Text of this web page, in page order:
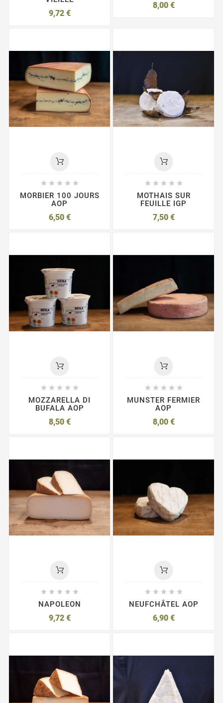
9,72 €
8,00 €
    
MORBIER 100 JOURS
AOP
6,50 €
    
MOTHAIS SUR
FEUILLE IGP
7,50 €
    
MOZZARELLA DI
BUFALA AOP
8,50 €
    
MUNSTER FERMIER
AOP
8,00 €
    
NAPOLEON
9,72 €
    
NEUFCHÂTEL AOP
6,90 €